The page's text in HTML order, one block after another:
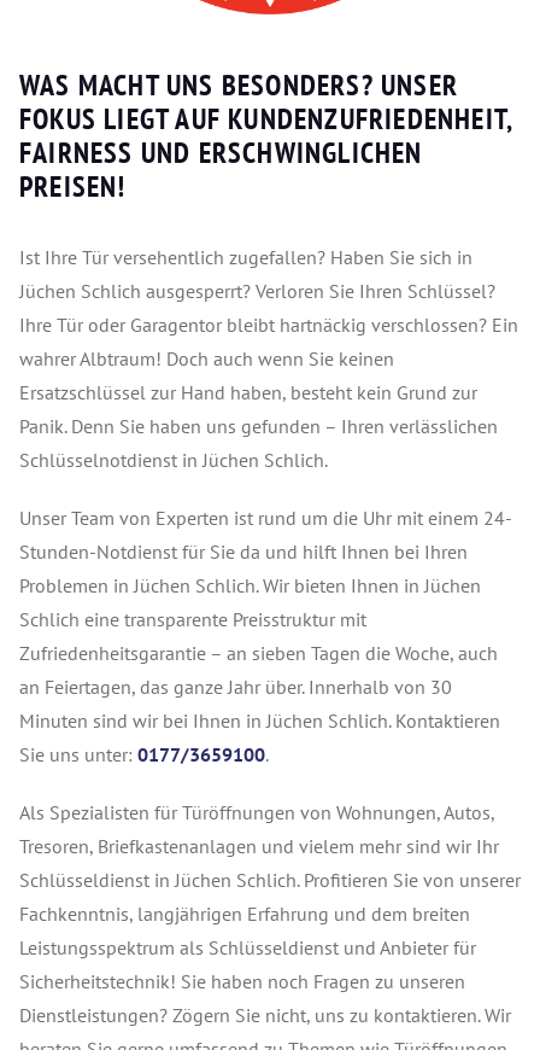
WAS MACHT UNS BESONDERS? UNSER
FOKUS LIEGT AUF KUNDENZUFRIEDENHEIT,
FAIRNESS UND ERSCHWINGLICHEN
PREISEN!
Ist Ihre Tür versehentlich zugefallen? Haben Sie sich in
Jüchen Schlich ausgesperrt? Verloren Sie Ihren Schlüssel?
Ihre Tür oder Garagentor bleibt hartnäckig verschlossen? Ein
wahrer Albtraum! Doch auch wenn Sie keinen
Ersatzschlüssel zur Hand haben, besteht kein Grund zur
Panik. Denn Sie haben uns gefunden – Ihren verlässlichen
Schlüsselnotdienst in Jüchen Schlich.
Unser Team von Experten ist rund um die Uhr mit einem 24-
Stunden-Notdienst für Sie da und hilft Ihnen bei Ihren
Problemen in Jüchen Schlich. Wir bieten Ihnen in Jüchen
Schlich eine transparente Preisstruktur mit
Zufriedenheitsgarantie – an sieben Tagen die Woche, auch
an Feiertagen, das ganze Jahr über. Innerhalb von 30
Minuten sind wir bei Ihnen in Jüchen Schlich. Kontaktieren
Sie uns unter: 0177/3659100.
Als Spezialisten für Türöffnungen von Wohnungen, Autos,
Tresoren, Briefkastenanlagen und vielem mehr sind wir Ihr
Schlüsseldienst in Jüchen Schlich. Profitieren Sie von unserer
Fachkenntnis, langjährigen Erfahrung und dem breiten
Leistungsspektrum als Schlüsseldienst und Anbieter für
Sicherheitstechnik! Sie haben noch Fragen zu unseren
Dienstleistungen? Zögern Sie nicht, uns zu kontaktieren. Wir